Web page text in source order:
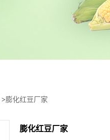
>膨化红豆厂家
膨化红豆厂家